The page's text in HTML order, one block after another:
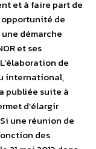
et à faire part de
opportunité de
démarche
et ses
de
international,
publiée suite à
d’élargir
une réunion de
des